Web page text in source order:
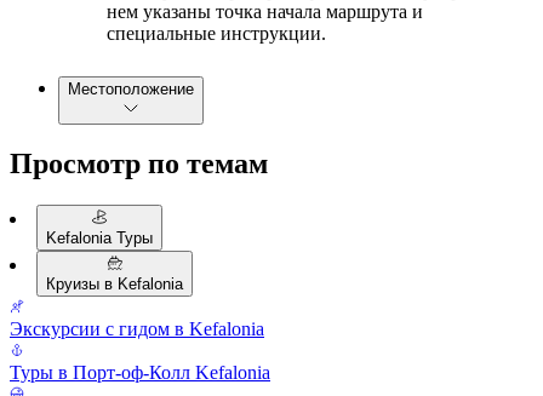
нем указаны точка начала маршрута и
специальные инструкции.
Местоположение
Просмотр по темам
Kefalonia Туры
Круизы в Kefalonia
Экскурсии с гидом в Kefalonia
Туры в Порт-оф-Колл Kefalonia